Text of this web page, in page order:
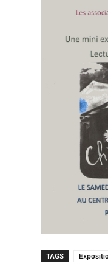
TAGS